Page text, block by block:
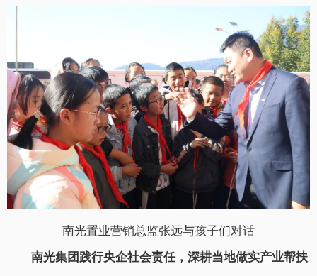
南光置业营销总监张远与孩子们对话
南光集团践行央企社会责任，深耕当地做实产业帮扶